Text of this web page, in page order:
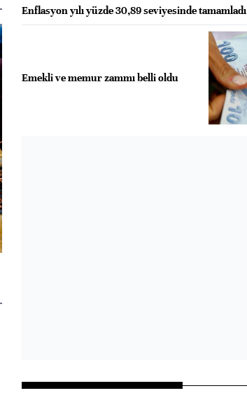
Enflasyon yılı yüzde 30,89 seviyesinde tamamladı
Emekli ve memur zammı belli oldu